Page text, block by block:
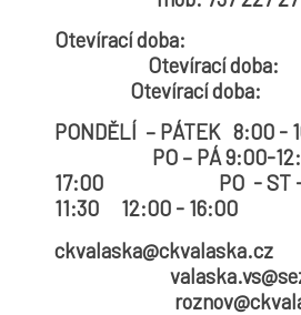
Otevírací
Otevírací
Otevírací doba:
PONDĚLÍ – PÁTEK
PO – PÁ 9:00-
17:00 PO - ST -
11:30 12:00 - 16:00